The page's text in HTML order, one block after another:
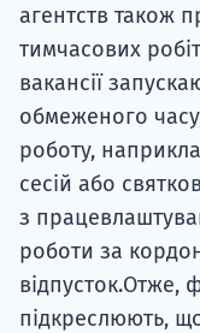
агентств також
тимчасових
вакансії
обмеженого
роботу,
сесій або
з
роботи за
відпусток.Отже,
підкреслюють,